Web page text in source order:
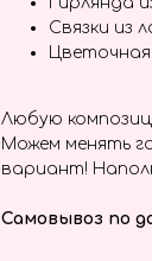
Связки из
Любую
Можем менять
вариант!
Самовывоз по